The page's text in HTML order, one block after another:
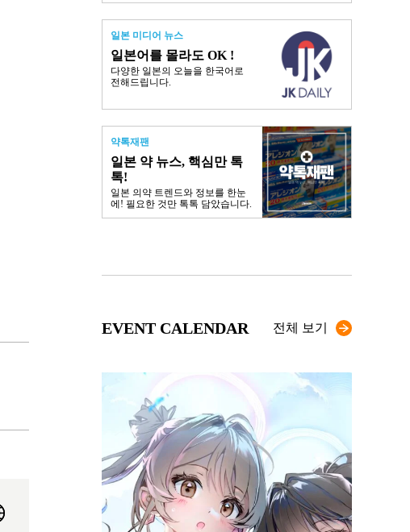
일본 미디어 뉴스
일본어를 몰라도 OK !
다양한 일본의 오늘을 한국어로
전해드립니다.
약톡재팬
일본 약 뉴스, 핵심만 톡
톡!
일본 의약 트렌드와 정보를 한눈
에! 필요한 것만 톡톡 담았습니다.
EVENT CALENDAR 전체 보기